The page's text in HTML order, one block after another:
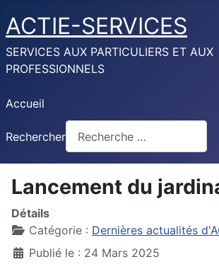
ACTIE-SERVICES
SERVICES AUX PARTICULIERS ET AUX
PROFESSIONNELS
Accueil
Rechercher
Lancement du
Détails
Catégorie : Dernières actualités
Publié le : 24 Mars 2025